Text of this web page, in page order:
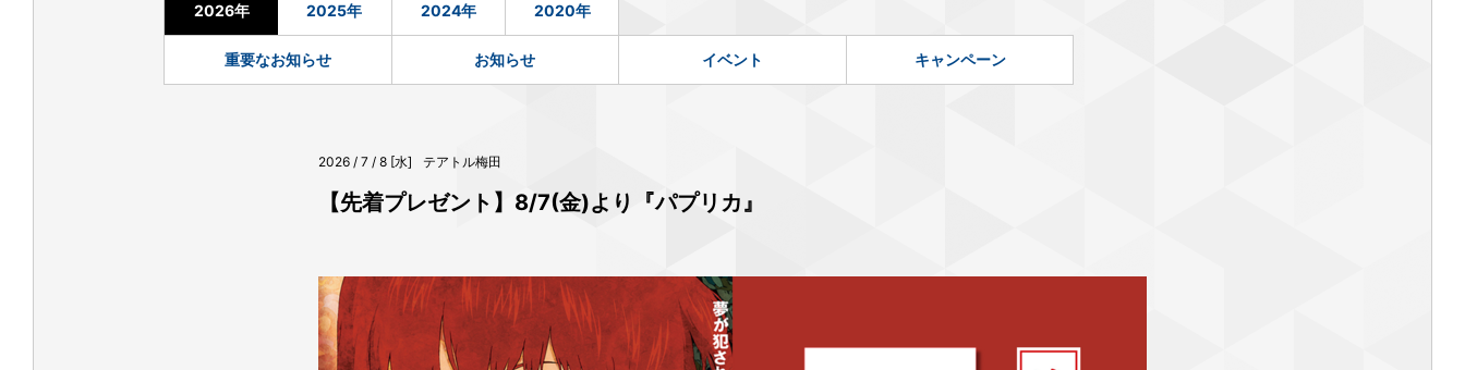
2026年 2025年 2024年 2020年
重要なお知らせ お知らせ イベント キャンペーン
2026 / 7 / 8 [水] テアトル梅田
【先着プレゼント】8/7(金)より『パプリカ』